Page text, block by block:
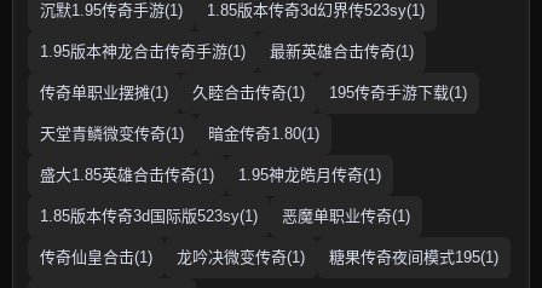
沉默1.95传奇手游(1) 1.85版本传奇3d幻界传523sy(1)
1.95版本神龙合击传奇手游(1) 最新英雄合击传奇(1)
传奇单职业摆摊(1) 久睦合击传奇(1) 195传奇手游下载(1)
天堂青鳞微变传奇(1) 暗金传奇1.80(1)
盛大1.85英雄合击传奇(1) 1.95神龙皓月传奇(1)
1.85版本传奇3d国际版523sy(1) 恶魔单职业传奇(1)
传奇仙皇合击(1) 龙吟决微变传奇(1) 糖果传奇夜间模式195(1)